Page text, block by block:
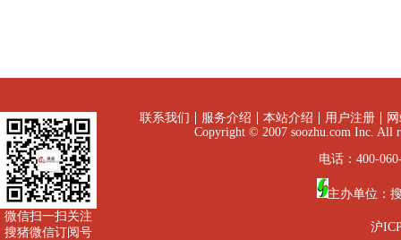
微信扫一扫关注
搜猪微信订阅号
联系我们 服务介绍 本站介绍 用户注册
Copyright © 2007 soozhu.com Inc.
电话：400-
主办单位：
沪